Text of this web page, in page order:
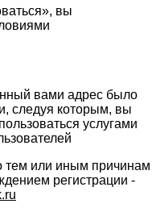
вы
вами адрес было
следуя которым, вы
услугами
тем или иным причинам
регистрации -